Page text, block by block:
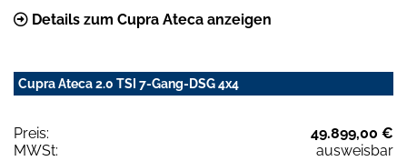
Details zum Cupra Ateca anzeigen
Cupra Ateca 2.0 TSI 7-Gang-DSG 4x4
Preis:
49.899,00 €
MWSt:
ausweisbar